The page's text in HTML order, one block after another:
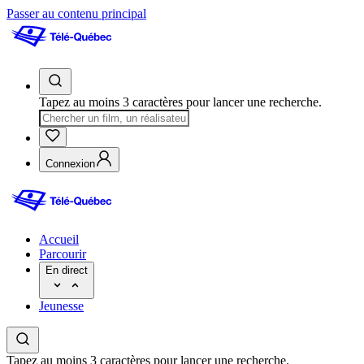
Passer au contenu principal
Tapez au moins 3 caractères pour lancer une recherche.
Connexion
Accueil
Parcourir
En direct
Jeunesse
Tapez au moins 3 caractères pour lancer une recherche.